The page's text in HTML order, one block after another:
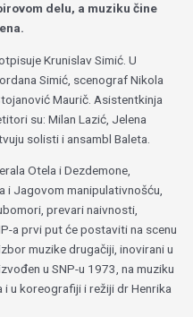
delu, a muziku čine
Krunislav Simić. U
Simić, scenograf Nikola
Maurič. Asistentkinja
su: Milan Lazić, Jelena
solisti i ansambl Baleta.
Otela i Dezdemone,
i Jagovom manipulativnošću,
prevari naivnosti,
a prvi put će postaviti na scenu
muzike drugačiji, inovirani u
u SNP-u 1973, na muziku
i u koreografiji i režiji dr Henrika